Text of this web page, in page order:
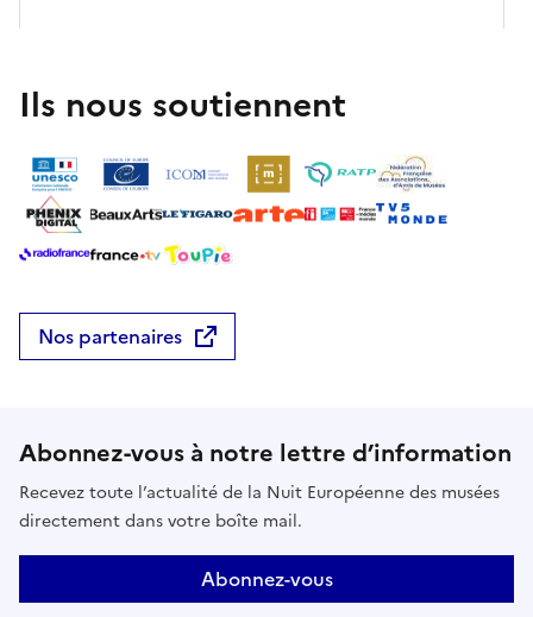
Ils nous soutiennent
Nos partenaires
Abonnez-vous à notre lettre d’information
Recevez toute l’actualité de la Nuit Européenne des musées
directement dans votre boîte mail.
Abonnez-vous